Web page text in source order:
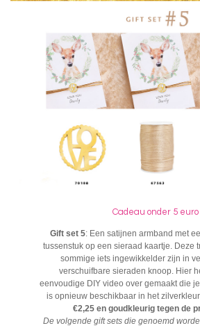
Cadeau onder 5 euro
Gift set 5: Een satijnen armband met
tussenstuk op een sieraad kaartje. Deze
sommige iets ingewikkelder zijn in
verschuifbare sieraden knoop. Hier
eenvoudige DIY video over gemaakt die je
is opnieuw beschikbaar in het
€2,25 en goudkleurig tegen de
De volgende gift sets die genoemd